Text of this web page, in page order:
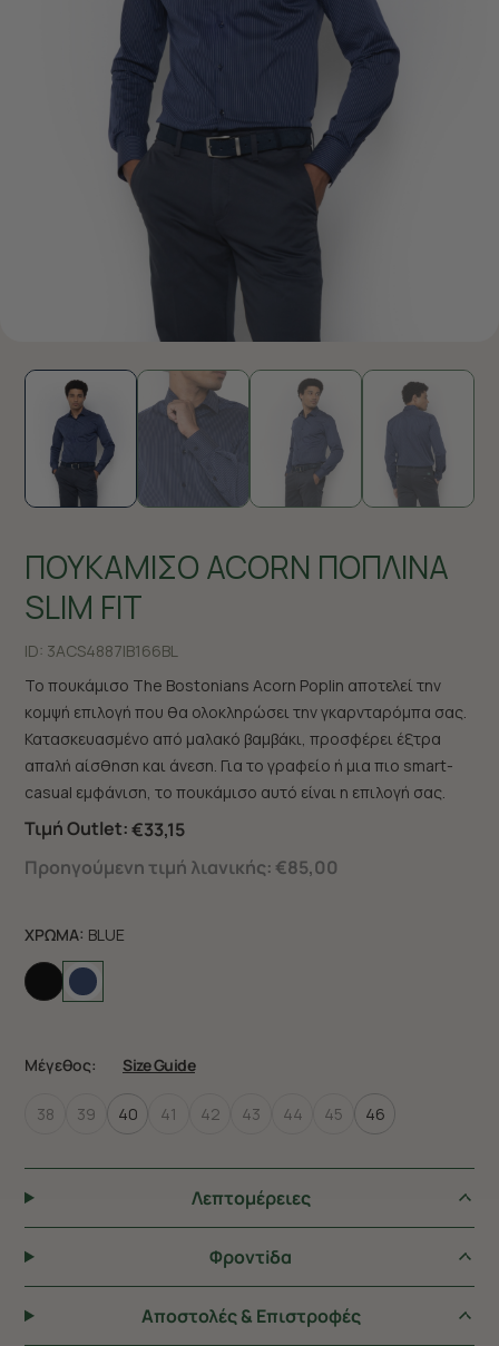
ΠΟΥΚΑΜΙΣΟ ACORN ΠΟΠΛΙΝΑ
SLIM FIT
ID: 3ACS4887|B166BL
Το πουκάμισο The Bostonians Acorn Poplin αποτελεί την
κομψή επιλογή που θα ολοκληρώσει την γκαρνταρόμπα σας.
Κατασκευασμένο από μαλακό βαμβάκι, προσφέρει έξτρα
απαλή αίσθηση και άνεση. Για το γραφείο ή μια πιο smart-
casual εμφάνιση, το πουκάμισο αυτό είναι η επιλογή σας.
Τιμή Outlet:€33,15
Προηγούμενη τιμή λιανικής: €85,00
ΧΡΩΜΑ: BLUE
Μέγεθος: Size Guide
38 39 40 41 42 43 44 45 46
Λεπτομέρειες
Φροντiδα
Αποστολές & Επιστροφές